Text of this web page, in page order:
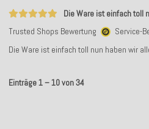
Die Ware ist einfach toll
Trusted Shops Bewertung
Service-
Die Ware ist einfach toll nun haben wir
Einträge 1 – 10 von 34